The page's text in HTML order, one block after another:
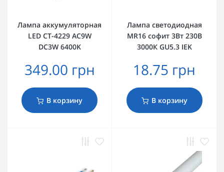
Лампа аккумуляторная
LED CT-4229 АС9W
DC3W 6400K
349.00 грн
В корзину
Лампа светодиодная
MR16 софит 3Вт 230В
3000К GU5.3 IEK
18.75 грн
В корзину